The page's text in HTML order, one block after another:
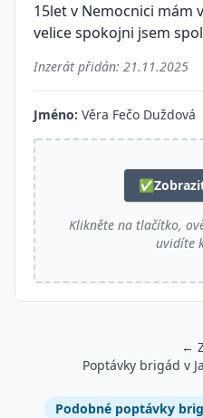
15let v Nemocnici mám
velice spokojni jsem
Inzerát přidán: 21.11.2025
Jméno: Věra Fečo Duždová
✅
Klikněte na tlačítko,
uvidíte
←
Poptávky brigád v
Podobné inzeráty
Podobné poptávky